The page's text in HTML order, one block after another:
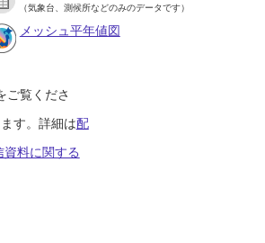
（気象台、測候所などのみのデータです）
メッシュ平年値図
ご覧くださ
す。詳細は配
資料に関する